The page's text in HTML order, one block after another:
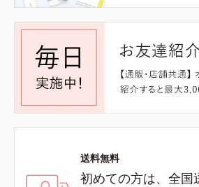
送料無料
初めての方は、全国